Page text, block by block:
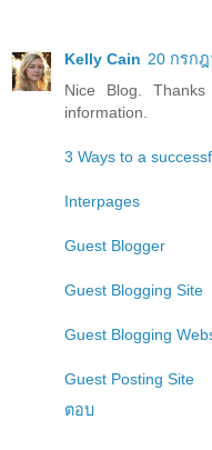
Kelly Cain 20 กรกฎ
Nice Blog.
information.
3 Ways to a
Interpages
Guest Blogger
Guest Blogging Site
Guest Blogging
Guest Posting Site
ตอบ